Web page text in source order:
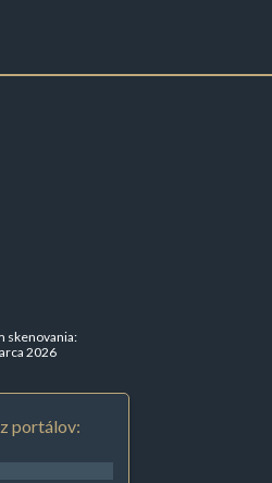
skenovania:
2026
portálov: